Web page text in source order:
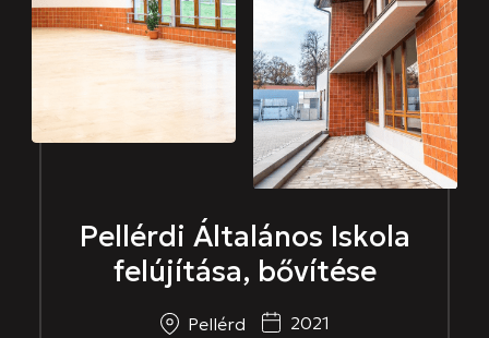
Pellérdi Általános Iskola
felújítása, bővítése
Pellérd 2021